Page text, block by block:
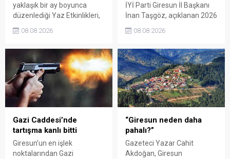
yaklaşık bir ay boyunca
düzenlediği Yaz Etkinlikleri,
sanat ve eğlenceyle
organizasyonun ardından
Kadın El Emeği Pazarı'nın
süresi de 16 Ağustos'a
kadar uzatıldı.
08.08.2026
İYİ Parti Giresun İl Başkanı
İnan Taşgöz, açıklanan 2026
üzerinden iktidar
eleştirdi. Taşgöz, üreticinin
emeğinin karşılığını
alamadığını savunarak,
Giresun milletvekillerini
sessiz kalmakla suçladı.
08.08.2026
Gazi Caddesi’nde
tartışma kanlı bitti
Giresun’un en işlek
noktalarından Gazi
“Giresun neden daha
pahalı?”
Gazeteci Yazar Cahit
Akdoğan, Giresun